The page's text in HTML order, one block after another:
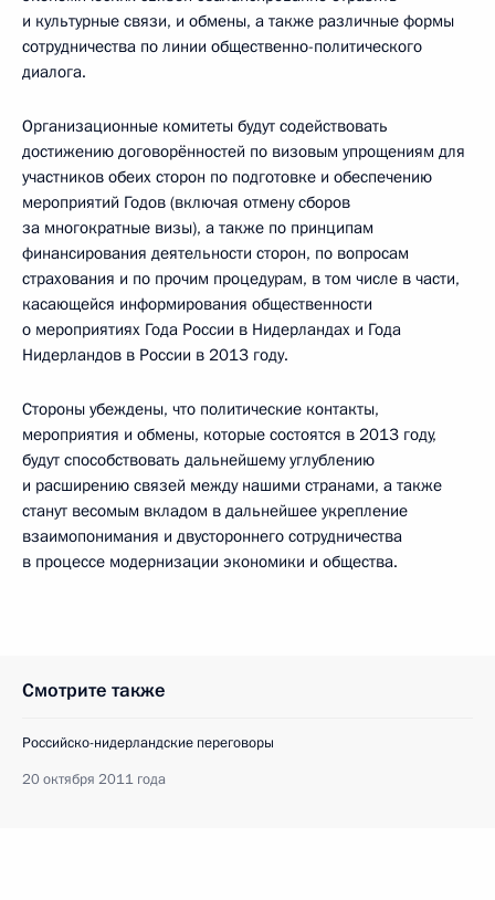
и культурные связи, и обмены, а также различные формы
сотрудничества по линии общественно-политического
диалога.
Организационные комитеты будут содействовать
достижению договорённостей по визовым упрощениям для
участников обеих сторон по подготовке и обеспечению
мероприятий Годов (включая отмену сборов
за многократные визы), а также по принципам
финансирования деятельности сторон, по вопросам
страхования и по прочим процедурам, в том числе в части,
касающейся информирования общественности
о мероприятиях Года России в Нидерландах и Года
Нидерландов в России в 2013 году.
Стороны убеждены, что политические контакты,
мероприятия и обмены, которые состоятся в 2013 году,
будут способствовать дальнейшему углублению
и расширению связей между нашими странами, а также
станут весомым вкладом в дальнейшее укрепление
взаимопонимания и двустороннего сотрудничества
в процессе модернизации экономики и общества.
Смотрите также
Российско-нидерландские переговоры
20 октября 2011 года